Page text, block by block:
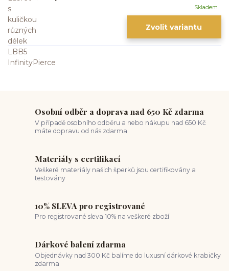
Skladem
Zvolit variantu
Osobní odběr a doprava nad 650 Kč zdarma
V případě osobního odběru a nebo nákupu nad 650 Kč
máte dopravu od nás zdarma
Materiály s certifikací
Veškeré materiály našich šperků jsou certifikovány a
testovány
10% SLEVA pro registrované
Pro registrované sleva 10% na veškeré zboží
Dárkové balení zdarma
Objednávky nad 300 Kč balíme do luxusní dárkové krabičky
zdarma